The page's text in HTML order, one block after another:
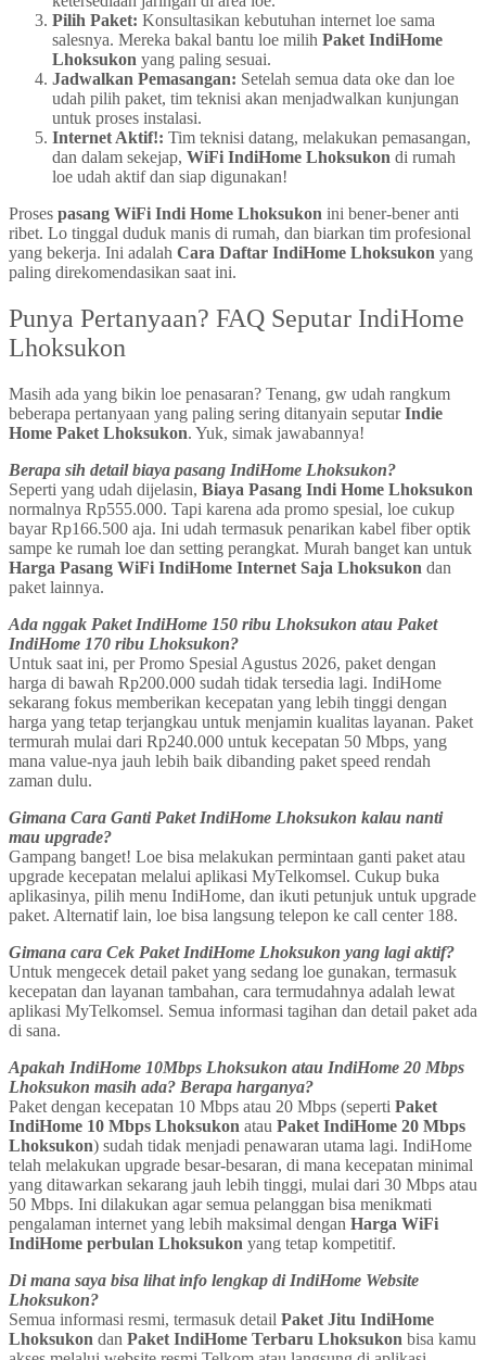
Pilih Paket: Konsultasikan kebutuhan internet loe sama
salesnya. Mereka bakal bantu loe milih Paket IndiHome
Lhoksukon yang paling sesuai.
Jadwalkan Pemasangan: Setelah semua data oke dan loe
udah pilih paket, tim teknisi akan menjadwalkan kunjungan
untuk proses instalasi.
Internet Aktif!: Tim teknisi datang, melakukan pemasangan,
dan dalam sekejap, WiFi IndiHome Lhoksukon di rumah
loe udah aktif dan siap digunakan!
Proses pasang WiFi Indi Home Lhoksukon ini bener-bener anti
ribet. Lo tinggal duduk manis di rumah, dan biarkan tim profesional
yang bekerja. Ini adalah Cara Daftar IndiHome Lhoksukon yang
paling direkomendasikan saat ini.
Punya Pertanyaan? FAQ Seputar IndiHome
Lhoksukon
Masih ada yang bikin loe penasaran? Tenang, gw udah rangkum
beberapa pertanyaan yang paling sering ditanyain seputarIndie
Home Paket Lhoksukon. Yuk, simak jawabannya!
Berapa sih detail biaya pasang IndiHome Lhoksukon?
Seperti yang udah dijelasin, Biaya Pasang Indi Home Lhoksukon
normalnya Rp555.000. Tapi karena ada promo spesial, loe cukup
bayar Rp166.500 aja. Ini udah termasuk penarikan kabel fiber optik
sampe ke rumah loe dan setting perangkat. Murah banget kan untuk
Harga Pasang WiFi IndiHome Internet Saja Lhoksukon dan
paket lainnya.
Ada nggak Paket IndiHome 150 ribu Lhoksukon atau Paket
IndiHome 170 ribu Lhoksukon?
Untuk saat ini, per Promo Spesial Agustus 2026, paket dengan
harga di bawah Rp200.000 sudah tidak tersedia lagi. IndiHome
sekarang fokus memberikan kecepatan yang lebih tinggi dengan
harga yang tetap terjangkau untuk menjamin kualitas layanan. Paket
termurah mulai dari Rp240.000 untuk kecepatan 50 Mbps, yang
mana value-nya jauh lebih baik dibanding paket speed rendah
zaman dulu.
Gimana Cara Ganti Paket IndiHome Lhoksukon kalau nanti
mau upgrade?
Gampang banget! Loe bisa melakukan permintaan ganti paket atau
upgrade kecepatan melalui aplikasi MyTelkomsel. Cukup buka
aplikasinya, pilih menu IndiHome, dan ikuti petunjuk untuk upgrade
paket. Alternatif lain, loe bisa langsung telepon ke call center 188.
Gimana cara Cek Paket IndiHome Lhoksukon yang lagi aktif?
Untuk mengecek detail paket yang sedang loe gunakan, termasuk
kecepatan dan layanan tambahan, cara termudahnya adalah lewat
aplikasi MyTelkomsel. Semua informasi tagihan dan detail paket ada
di sana.
Apakah IndiHome 10Mbps Lhoksukon atau IndiHome 20 Mbps
Lhoksukon masih ada? Berapa harganya?
Paket dengan kecepatan 10 Mbps atau 20 Mbps (seperti Paket
IndiHome 10 Mbps Lhoksukon atau Paket IndiHome 20 Mbps
Lhoksukon) sudah tidak menjadi penawaran utama lagi. IndiHome
telah melakukan upgrade besar-besaran, di mana kecepatan minimal
yang ditawarkan sekarang jauh lebih tinggi, mulai dari 30 Mbps atau
50 Mbps. Ini dilakukan agar semua pelanggan bisa menikmati
pengalaman internet yang lebih maksimal dengan Harga WiFi
IndiHome perbulan Lhoksukon yang tetap kompetitif.
Di mana saya bisa lihat info lengkap di IndiHome Website
Lhoksukon?
Semua informasi resmi, termasuk detail Paket Jitu IndiHome
Lhoksukon dan Paket IndiHome Terbaru Lhoksukon bisa kamu